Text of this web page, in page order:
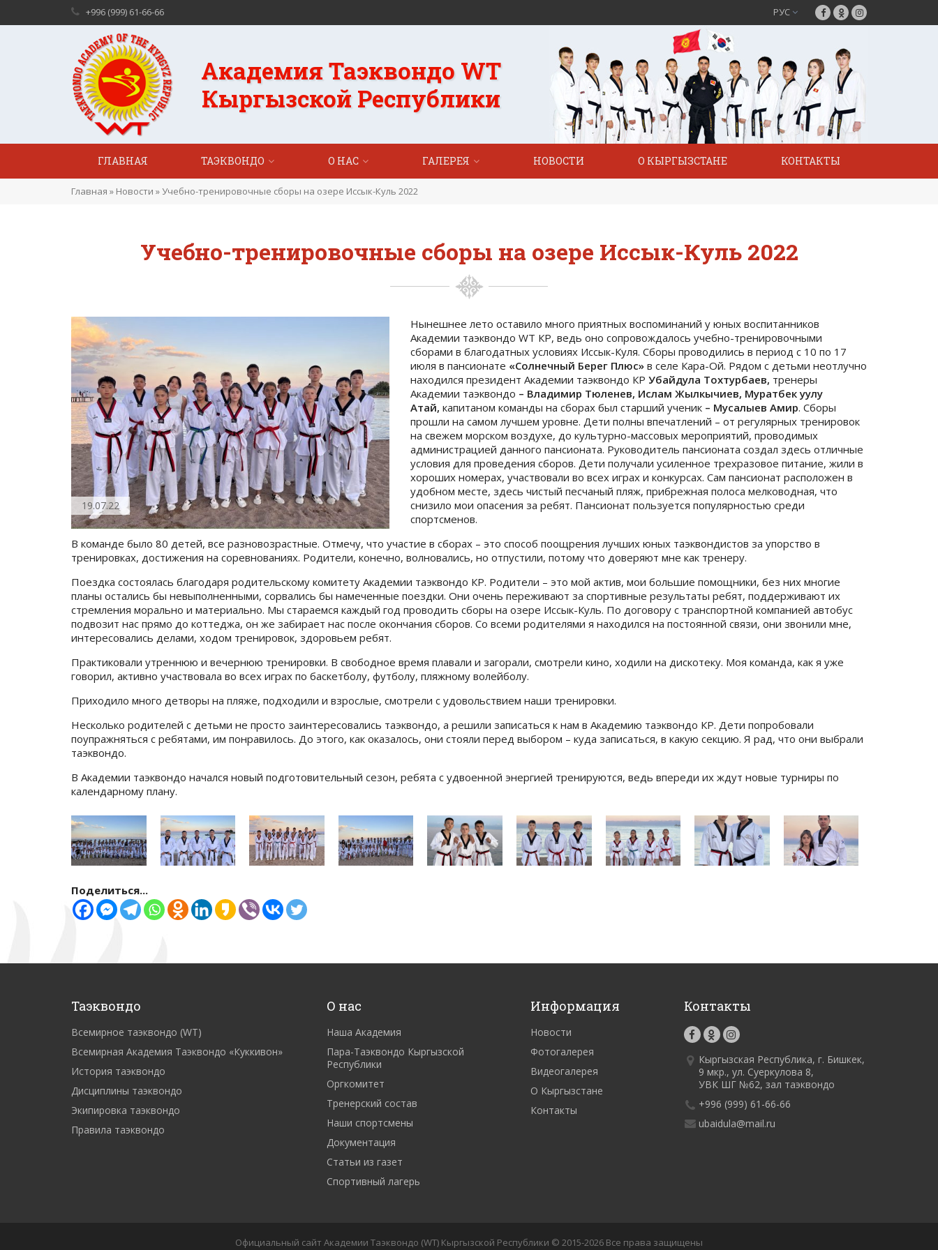
+996 (999) 61-66-66 РУС
Академия Таэквондо WT
Кыргызской Республики
ГЛАВНАЯ ТАЭКВОНДО О НАС ГАЛЕРЕЯ НОВОСТИ О КЫРГЫЗСТАНЕ КОНТАКТЫ
Главная » Новости »Учебно-тренировочные сборы на озере Иссык-Куль 2022
Учебно-тренировочные сборы на озере Иссык-Куль 2022
19.07.22
Нынешнее лето оставило много приятных воспоминаний у юных воспитанников
Академии таэквондо WT КР, ведь оно сопровождалось учебно-тренировочными
сборами в благодатных условиях Иссык-Куля. Сборы проводились в период с 10 по 17
июля в пансионате «Солнечный Берег Плюс» в селе Кара-Ой. Рядом с детьми неотлучно
находился президент Академии таэквондо КР Убайдула Тохтурбаев, тренеры
Академии таэквондо – Владимир Тюленев, Ислам Жылкычиев, Муратбек уулу
Атай, капитаном команды на сборах был старший ученик – Мусалыев Амир. Сборы
прошли на самом лучшем уровне. Дети полны впечатлений – от регулярных тренировок
на свежем морском воздухе, до культурно-массовых мероприятий, проводимых
администрацией данного пансионата. Руководитель пансионата создал здесь отличные
условия для проведения сборов. Дети получали усиленное трехразовое питание, жили в
хороших номерах, участвовали во всех играх и конкурсах. Сам пансионат расположен в
удобном месте, здесь чистый песчаный пляж, прибрежная полоса мелководная, что
снизило мои опасения за ребят. Пансионат пользуется популярностью среди
спортсменов.
В команде было 80 детей, все разновозрастные. Отмечу, что участие в сборах – это способ поощрения лучших юных таэквондистов за упорство в
тренировках, достижения на соревнованиях. Родители, конечно, волновались, но отпустили, потому что доверяют мне как тренеру.
Поездка состоялась благодаря родительскому комитету Академии таэквондо КР. Родители – это мой актив, мои большие помощники, без них многие
планы остались бы невыполненными, сорвались бы намеченные поездки. Они очень переживают за спортивные результаты ребят, поддерживают их
стремления морально и материально. Мы стараемся каждый год проводить сборы на озере Иссык-Куль. По договору с транспортной компанией автобус
подвозит нас прямо до коттеджа, он же забирает нас после окончания сборов. Со всеми родителями я находился на постоянной связи, они звонили мне,
интересовались делами, ходом тренировок, здоровьем ребят.
Практиковали утреннюю и вечернюю тренировки. В свободное время плавали и загорали, смотрели кино, ходили на дискотеку. Моя команда, как я уже
говорил, активно участвовала во всех играх по баскетболу, футболу, пляжному волейболу.
Приходило много детворы на пляже, подходили и взрослые, смотрели с удовольствием наши тренировки.
Несколько родителей с детьми не просто заинтересовались таэквондо, а решили записаться к нам в Академию таэквондо КР. Дети попробовали
поупражняться с ребятами, им понравилось. До этого, как оказалось, они стояли перед выбором – куда записаться, в какую секцию. Я рад, что они выбрали
таэквондо.
В Академии таэквондо начался новый подготовительный сезон, ребята с удвоенной энергией тренируются, ведь впереди их ждут новые турниры по
календарному плану.
Поделиться...
Таэквондо
Всемирное таэквондо (WT)
Всемирная Академия Таэквондо «Куккивон»
История таэквондо
Дисциплины таэквондо
Экипировка таэквондо
Правила таэквондо
О нас
Наша Академия
Пара-Таэквондо Кыргызской
Республики
Оргкомитет
Тренерский состав
Наши спортсмены
Документация
Статьи из газет
Спортивный лагерь
Информация
Новости
Фотогалерея
Видеогалерея
О Кыргызстане
Контакты
Контакты
Кыргызская Республика, г. Бишкек,
9 мкр., ул. Суеркулова 8,
УВК ШГ №62, зал таэквондо
+996 (999) 61-66-66
ubaidula@mail.ru
Официальный сайт Академии Таэквондо (WT) Кыргызской Республики © 2015-2026 Все права защищены